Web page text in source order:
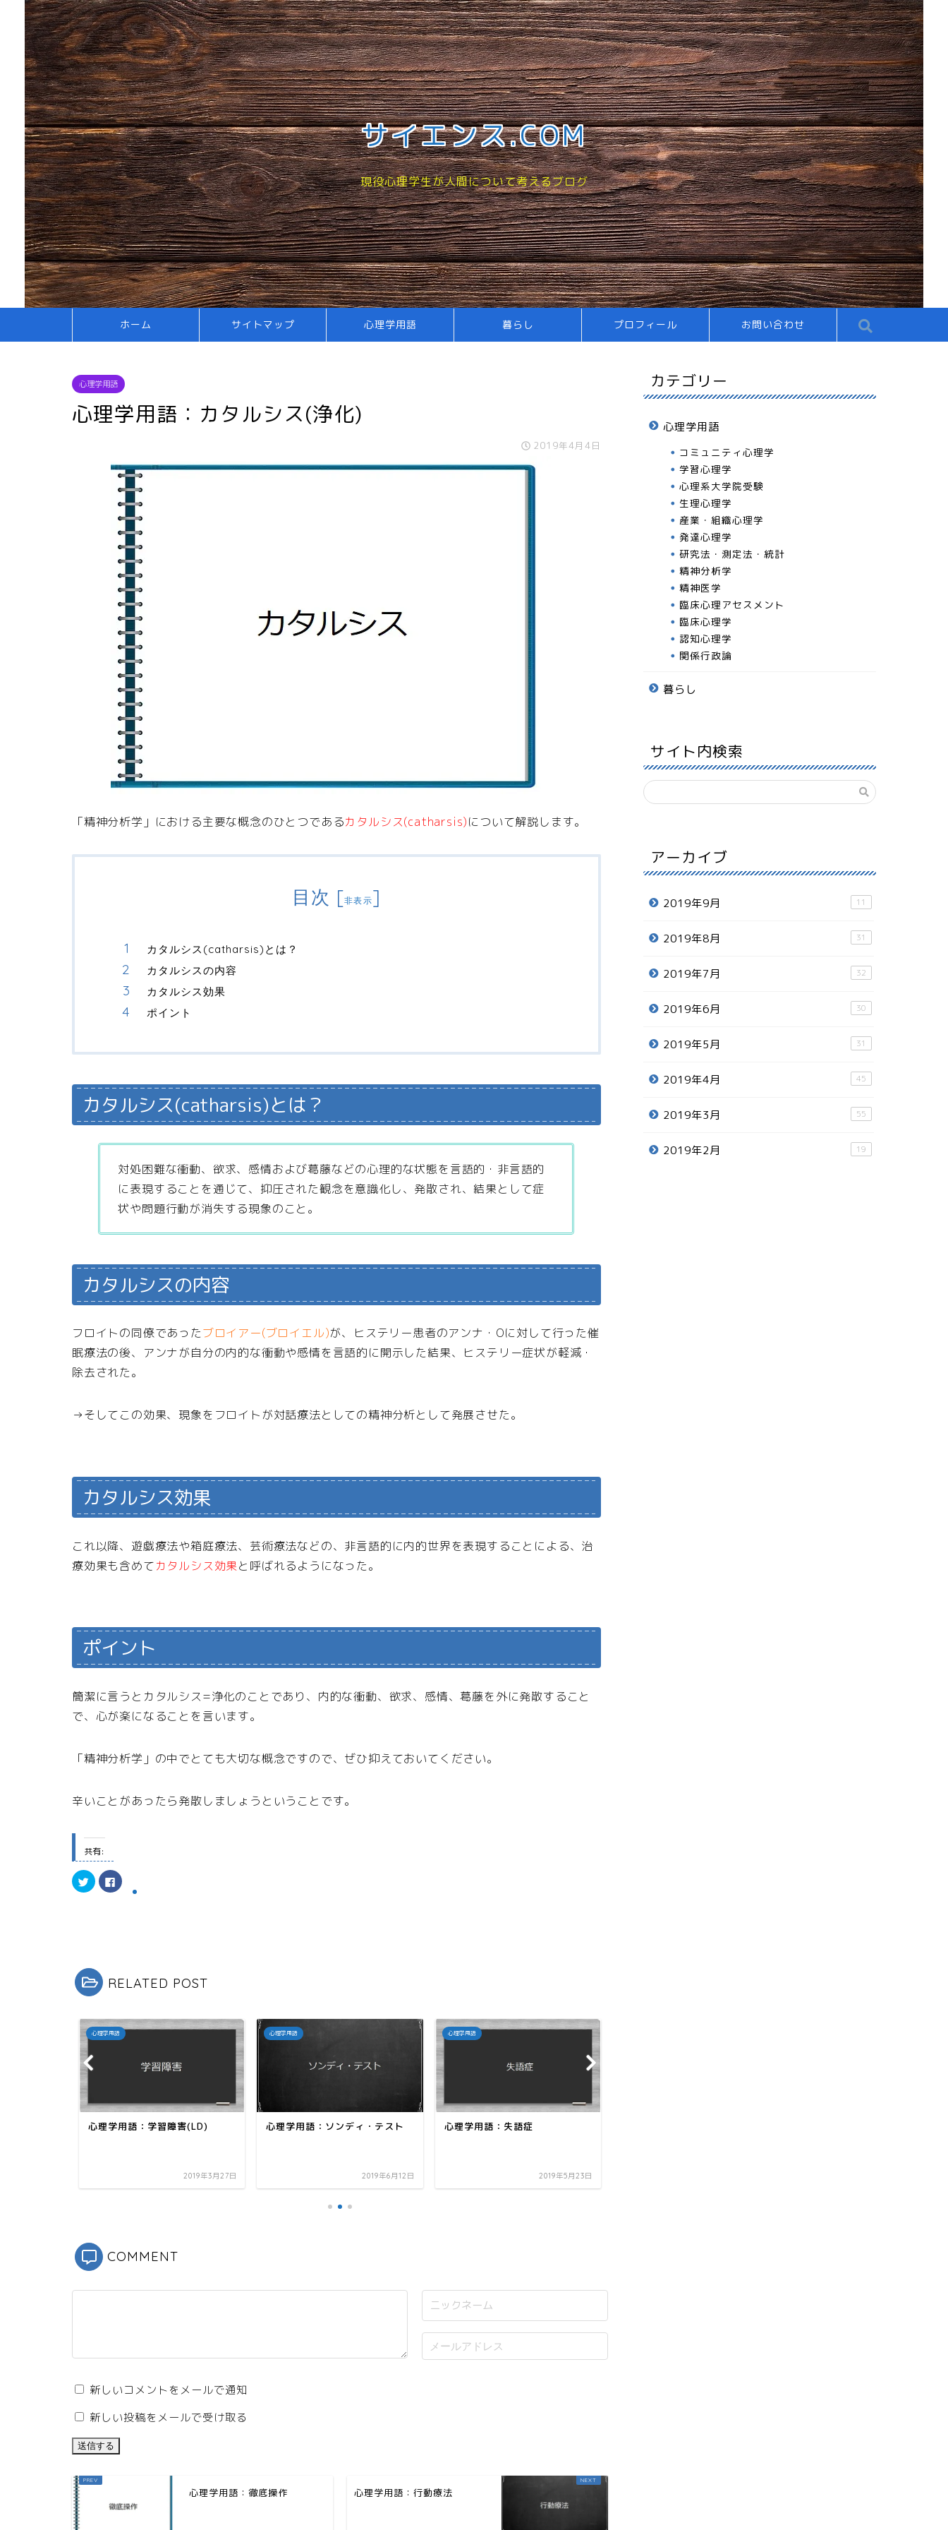
サイエンス.COM
現役心理学生が人間について考えるブログ
ホーム サイトマップ 心理学用語 暮らし プロフィール お問い合わせ
心理学用語
心理学用語：カタルシス(浄化)
2019年4月4日
「精神分析学」における主要な概念のひとつであるカタルシス(catharsis)について解説します。
目次 [非表示]
カタルシス(catharsis)とは？
カタルシスの内容
カタルシス効果
ポイント
カタルシス(catharsis)とは？
対処困難な衝動、欲求、感情および葛藤などの心理的な状態を言語的・非言語的
に表現することを通じて、抑圧された観念を意識化し、発散され、結果として症
状や問題行動が消失する現象のこと。
カタルシスの内容
フロイトの同僚であったブロイアー(ブロイエル)が、ヒステリー患者のアンナ・Oに対して行った催
眠療法の後、アンナが自分の内的な衝動や感情を言語的に開示した結果、ヒステリー症状が軽減・
除去された。
→そしてこの効果、現象をフロイトが対話療法としての精神分析として発展させた。
カタルシス効果
これ以降、遊戯療法や箱庭療法、芸術療法などの、非言語的に内的世界を表現することによる、治
療効果も含めてカタルシス効果と呼ばれるようになった。
ポイント
簡潔に言うとカタルシス=浄化のことであり、内的な衝動、欲求、感情、葛藤を外に発散すること
で、心が楽になることを言います。
「精神分析学」の中でとても大切な概念ですので、ぜひ抑えておいてください。
辛いことがあったら発散しましょうということです。
共有:
ク
リ
e
r
で
共
新
し
い
ィ
ン
ド
き
ま
す
)
F
a
る
に
ッ
ク
し
し
い
ウ
ィ
ま
RELATED POST
心理学用語
心理学用語：学習障害(LD)
2019年3月27日
心理学用語
心理学用語：ソンディ・テスト
2019年6月12日
心理学用語
心理学用語：失語症
2019年5月23日
COMMENT
新しいコメントをメールで通知
新しい投稿をメールで受け取る
心理学用語：徹底操作 心理学用語：行動療法
カテゴリー
心理学用語
コミュニティ心理学
学習心理学
心理系大学院受験
生理心理学
産業・組織心理学
発達心理学
研究法・測定法・統計
精神分析学
精神医学
臨床心理アセスメント
臨床心理学
認知心理学
関係行政論
暮らし
サイト内検索
アーカイブ
2019年9月 11
2019年8月 31
2019年7月 32
2019年6月 30
2019年5月 31
2019年4月 45
2019年3月 55
2019年2月 19